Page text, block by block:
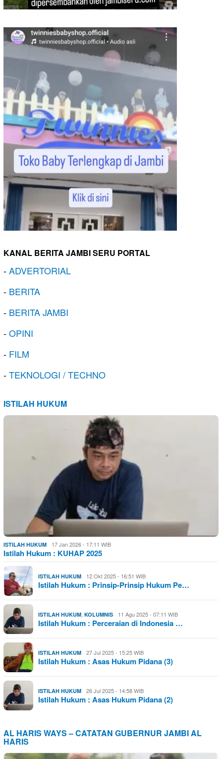
KANAL BERITA JAMBI SERU PORTAL
-ADVERTORIAL
- BERITA
- BERITA JAMBI
-OPINI
- FILM
-TEKNOLOGI / TECHNO
ISTILAH HUKUM
ISTILAH HUKUM 17 Jan 2026 - 17:11 WIB
Istilah Hukum : KUHAP 2025
ISTILAH HUKUM 12 Okt 2025 - 16:51 WIB
Istilah Hukum : Prinsip-Prinsip Hukum Pe…
ISTILAH HUKUM, KOLUMNIS 11 Agu 2025 - 07:11 WIB
Istilah Hukum : Perceraian di Indonesia …
ISTILAH HUKUM 27 Jul 2025 - 15:25 WIB
Istilah Hukum : Asas Hukum Pidana (3)
ISTILAH HUKUM 26 Jul 2025 - 14:58 WIB
Istilah Hukum : Asas Hukum Pidana (2)
AL HARIS WAYS – CATATAN GUBERNUR JAMBI AL
HARIS